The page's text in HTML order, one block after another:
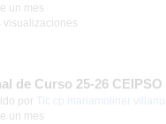
un mes
visualizaciones
por Tic cp mariamoliner
un mes